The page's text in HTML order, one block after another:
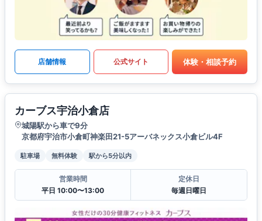
店舗情報 公式サイト 体験・相談予約
カーブス宇治小倉店
城陽駅から車で9分
京都府宇治市小倉町神楽田21-5アーバネックス小倉ビル4F
駐車場 無料体験 駅から5分以内
営業時間
平日 10:00〜13:00
定休日
毎週日曜日